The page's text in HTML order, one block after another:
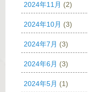
2024年11月 (2)
2024年10月 (3)
2024年7月 (3)
2024年6月 (3)
2024年5月 (1)